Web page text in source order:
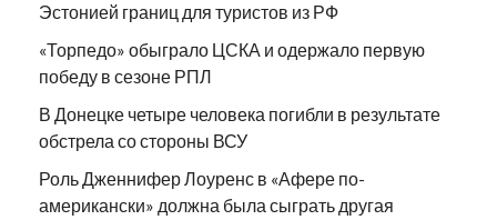
Эстонией границ для туристов из РФ
«Торпедо» обыграло ЦСКА и одержало первую
победу в сезоне РПЛ
В Донецке четыре человека погибли в результате
обстрела со стороны ВСУ
Роль Дженнифер Лоуренс в «Афере по-
американски» должна была сыграть другая